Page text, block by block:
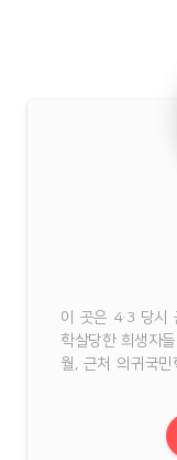
이 곳은 4·3 당시
학살당한 희생자
월, 근처 의귀국
다. 그러나 이 사
대는 전멸에 가까